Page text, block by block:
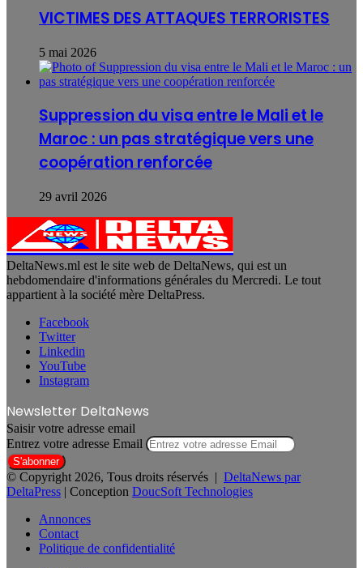
VICTIMES DES ATTAQUES TERRORISTES
5 mai 2026
Suppression du visa entre le Mali et le
Maroc : un pas stratégique vers une
coopération renforcée
29 avril 2026
DeltaNews.ml est le site web de DeltaNews, qui est un
hebdomendaire d'informations générales du Mercredi. Le tout
appartient à la société mère DeltaPress.
Facebook
Twitter
Linkedin
YouTube
Instagram
Newsletter DeltaNews
Saisir votre adresse email
Entrez votre adresse Email
© Copyright 2026, Tous droits réservés | DeltaNews par
DeltaPress | Conception DoucSoft Technologies
Annonces
Contact
Politique de confidentialité